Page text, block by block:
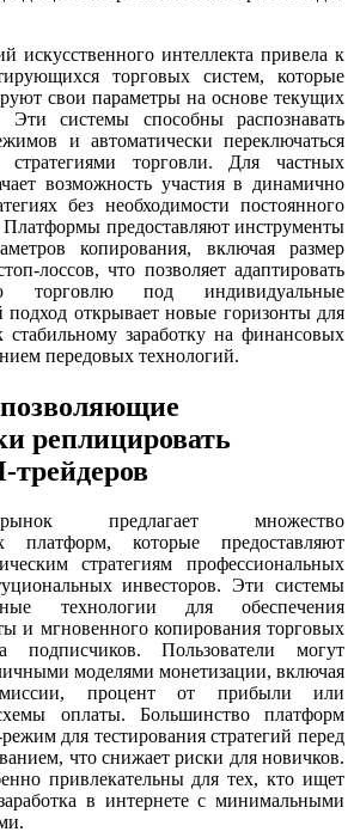
искусственного интеллекта привела к
торговых систем, которые
свои параметры на основе текущих
системы способны распознавать
и автоматически переключаться
торговли. Для частных
возможность участия в динамично
без необходимости постоянного
предоставляют инструменты
копирования, включая размер
лоссов, что позволяет адаптировать
торговлю под индивидуальные
подход открывает новые горизонты для
стабильному заработку на финансовых
передовых технологий.
реплицировать
предлагает множество
платформ, которые предоставляют
стратегиям профессиональных
инвесторов. Эти системы
технологии для обеспечения
и мгновенного копирования торговых
подписчиков. Пользователи могут
моделями монетизации, включая
процент от прибыли или
оплаты. Большинство платформ
для тестирования стратегий перед
что снижает риски для новичков.
привлекательны для тех, кто ищет
в интернете с минимальными